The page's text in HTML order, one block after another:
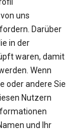
uns
Darüber
in der
waren, damit
Wenn
oder andere Sie
Nutzern
und Ihr